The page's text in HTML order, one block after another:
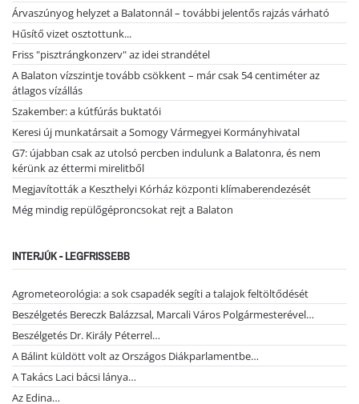
Árvaszúnyog helyzet a Balatonnál – további jelentős rajzás várható
Hűsítő vizet osztottunk...
Friss "pisztrángkonzerv" az idei strandétel
A Balaton vízszintje tovább csökkent – már csak 54 centiméter az
átlagos vízállás
Szakember: a kútfúrás buktatói
Keresi új munkatársait a Somogy Vármegyei Kormányhivatal
G7: újabban csak az utolsó percben indulunk a Balatonra, és nem
kérünk az éttermi mirelitből
Megjavították a Keszthelyi Kórház központi klímaberendezését
Még mindig repülőgéproncsokat rejt a Balaton
INTERJÚK - LEGFRISSEBB
Agrometeorológia: a sok csapadék segíti a talajok feltöltődését
Beszélgetés Bereczk Balázzsal, Marcali Város Polgármesterével…
Beszélgetés Dr. Király Péterrel…
A Bálint küldött volt az Országos Diákparlamentbe…
A Takács Laci bácsi lánya…
Az Edina…